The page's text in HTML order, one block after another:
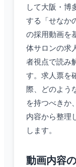
して大阪・博
する「せなか
の採用動画を
体サロンの求
者視点で読み
す。求人票を
際、どのよう
を持つべきか
内容から整理
します。
動画内容